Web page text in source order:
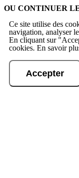
OU CONTINUER
Ce site utilise des
navigation, analyser
En cliquant sur
cookies. En savoir
Accepter